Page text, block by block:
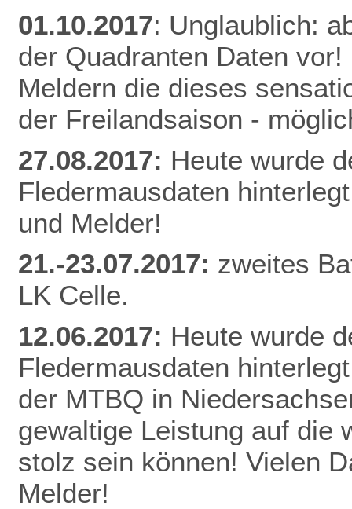
01.10.2017: Unglaublich:
der Quadranten Daten
Meldern die dieses
der Freilandsaison -
27.08.2017: Heute wurde
Fledermausdaten
und Melder!
21.-23.07.2017: zweites
LK Celle.
12.06.2017: Heute wurde
Fledermausdaten
der MTBQ in
gewaltige Leistung auf die
stolz sein können! Vielen
Melder!